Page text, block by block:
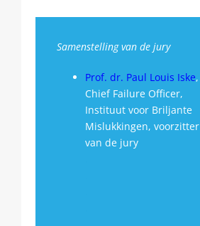
Samenstelling van de jury
Prof. dr. Paul Louis Iske,
Chief Failure Officer,
Instituut voor Briljante
Mislukkingen, voorzitter
van de jury